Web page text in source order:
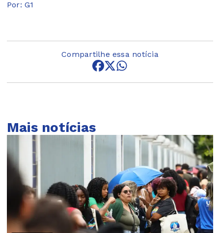
Por: G1
Compartilhe essa notícia
Mais notícias